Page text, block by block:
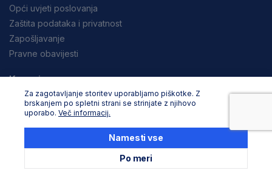
Za zagotavljanje storitev uporabljamo piškotke. Z
brskanjem po spletni strani se strinjate z njihovo
uporabo. Več informacij.
Po meri
Namesti vse
Opći uvjeti poslovanja
Zaštita podataka i privatnost
Zapošljavanje
Pravne obavijesti
Kupovina
Dostava i načini plačanja
Reklamacije i povrati
Produljenje garancije Stanley
Produljenje garancije Dewalt